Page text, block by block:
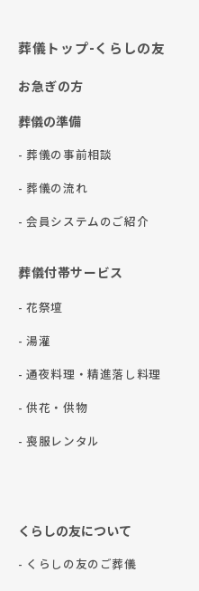
葬儀トップ-くらしの友
お急ぎの方
葬儀の準備
- 葬儀の事前相談
- 葬儀の流れ
- 会員システムのご紹介
葬儀付帯サービス
- 花祭壇
- 湯灌
- 通夜料理・精進落し料理
- 供花・供物
- 喪服レンタル
くらしの友について
- くらしの友のご葬儀